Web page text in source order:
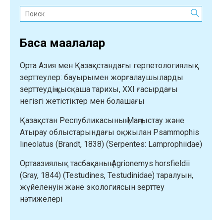
Поиск:
Басқа мақалалар
Орта Азия мен Қазақстандағы герпетологиялық
зерттеулер: бауырымен жорғалаушыларды
зерттеудің қысқаша тарихы, XXI ғасырдағы
негізгі жетістіктер мен болашағы
Қазақстан Республикасының Маңғыстау және
Атырау облыстарындағы оқжылан Psammophis
lineolatus (Brandt, 1838) (Serpentes: Lamprophiidae)
Ортаазиялық тасбақаның Agrionemys horsfieldii
(Gray, 1844) (Testudines, Testudinidae) таралуын,
жүйеленуін және экологиясын зерттеу
нәтижелері